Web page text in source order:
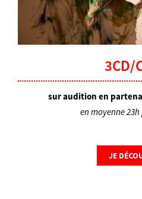
3CD/
sur audition en
en moyenne
JE